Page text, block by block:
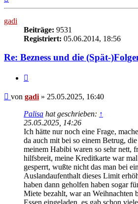
gadi
Beiträge: 9531
Registriert: 05.06.2014, 18:56
Re: Bezness und die (Spät-
Beitrag
von gadi » 25.05.2025, 16:40
Palisa hat geschrieben: ↑
25.05.2025, 14:26
Ich hätte nur noch eine Frage,
da auch mit bei so einem Betrug,
meinem Habibi waren so sehr nett,
hilfsbreit, meine Kreditkarte war
gesperrt, wußte nicht das man bei
Auslandaufenthalt dieses Limit
haben dann geholfen haben sogar
Miete bezahlt, war an Weihnachten